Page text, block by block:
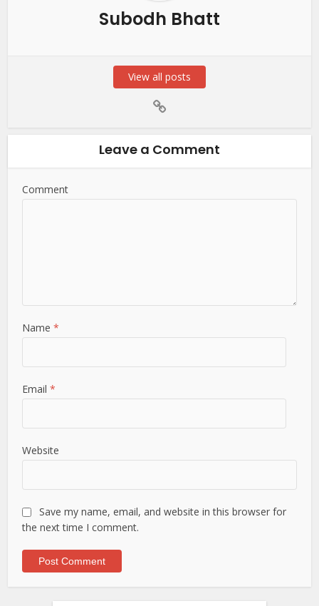
Subodh Bhatt
View all posts
Leave a Comment
Comment
Name*
Email*
Website
Save my name, email, and website in this browser for
the next time I comment.